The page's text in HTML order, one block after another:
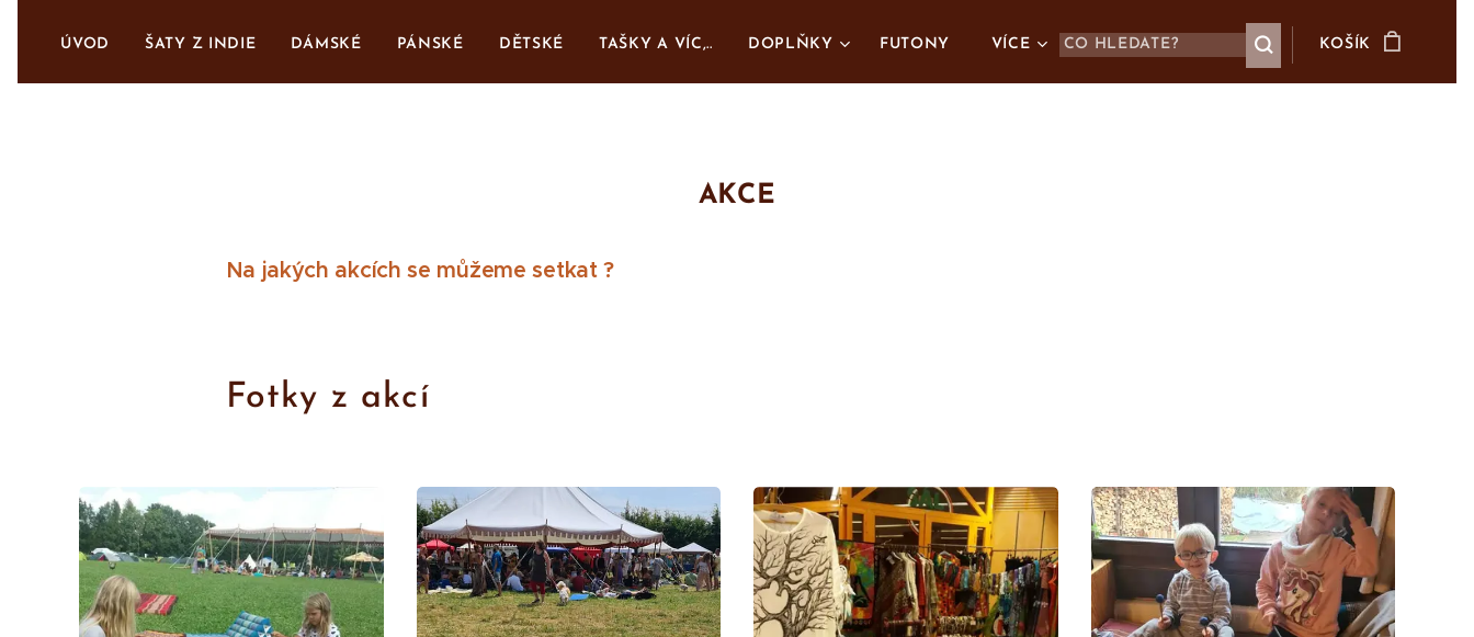
ÚVOD ŠATY Z INDIE DÁMSKÉ PÁNSKÉ DĚTSKÉ TAŠKY A VÍC,.. DOPLŇKY FUTONY VÍCE KOŠÍK
AKCE
Na jakých akcích se můžeme setkat ?
Fotky z akcí